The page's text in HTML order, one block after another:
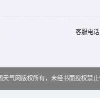
客服电
天气网版权所有，未经书面授权